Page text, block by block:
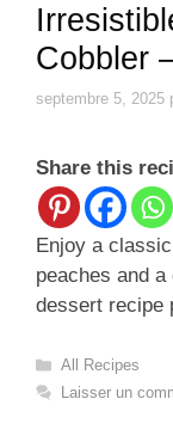
Cobbler
septembre 5, 2025
Share this
Enjoy a
peaches and
dessert recipe
Catégories
All Recipes
Laisser un